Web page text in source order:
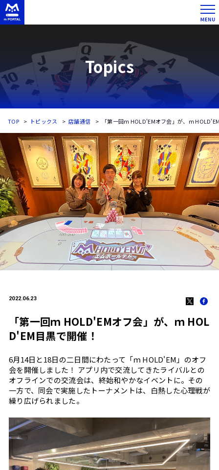
Topics
TOP トピックス 店舗通信 「第一回ｍ HOLD'EMオフ会」が、ｍ
2022.06.23
「第一回ｍ HOLD'EMオフ会」が、ｍ HOL
D'EM目黒で開催！
6月14日と18日の二日間にわたって「ｍ HOLD'EM」のオフ
会を開催しました！ アプリ内で交流してきたライバルとの
オフラインでの交流会は、終始和やかなイベントに。その
一方で、同会で実施したトーナメントは、白熱した心理戦が
繰り広げられました。